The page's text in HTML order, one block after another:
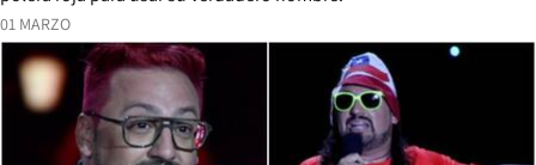
01 MARZO